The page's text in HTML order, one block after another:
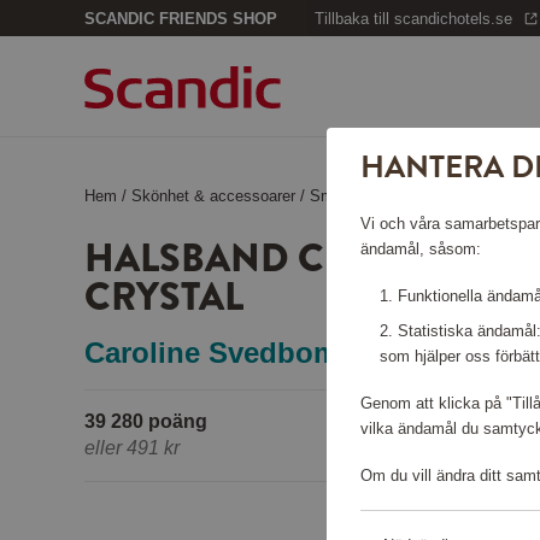
SCANDIC FRIENDS SHOP Tillbaka till scandichotels.se
Hem / Skönhet & accessoarer / Smycken
HALSBAND CLASSIC
CRYSTAL
Caroline Svedbom
39 280 poäng
eller 491 kr
HANTERA
Vi och våra
ändamål, såsom:
Funktionella
Statistiska
som hjälper oss
Genom att klicka på
vilka ändamål du
Om du vill ändra ditt